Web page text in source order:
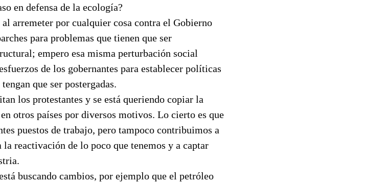
en defensa de la ecología?
arremeter por cualquier cosa contra el Gobierno
para problemas que tienen que ser
empero esa misma perturbación social
de los gobernantes para establecer políticas
que ser postergadas.
los protestantes y se está queriendo copiar la
otros países por diversos motivos. Lo cierto es que
puestos de trabajo, pero tampoco contribuimos a
reactivación de lo poco que tenemos y a captar
buscando cambios, por ejemplo que el petróleo